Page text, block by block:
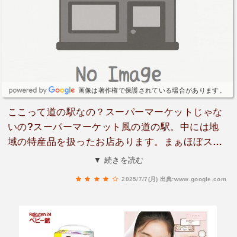
画像は著作権で保護されている場合があります。
ここって道の駅なの？スーパーマーケットじゃな
いの?スーパーマーケット風の道の駅。中には地
域の特産品を扱ったお店あります。まぁほぼスー
パーマーケットですね。コストコ商品の2次販売
▼ 続きを読む
2025/7/7(月) 出典:www.google.com